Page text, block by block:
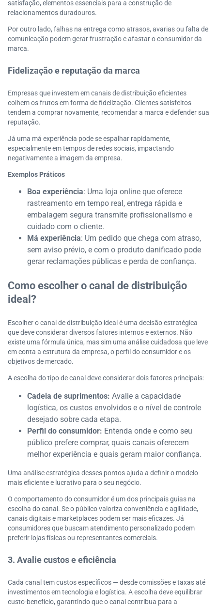
satisfação, elementos essenciais para a construção de
relacionamentos duradouros.
Por outro lado, falhas na entrega como atrasos, avarias ou falta de
comunicação podem gerar frustração e afastar o consumidor da
marca.
Fidelização e reputação da marca
Empresas que investem em canais de distribuição eficientes
colhem os frutos em forma de fidelização. Clientes satisfeitos
tendem a comprar novamente, recomendar a marca e defender sua
reputação.
Já uma má experiência pode se espalhar rapidamente,
especialmente em tempos de redes sociais, impactando
negativamente a imagem da empresa.
Exemplos Práticos
Boa experiência: Uma loja online que oferece
rastreamento em tempo real, entrega rápida e
embalagem segura transmite profissionalismo e
cuidado com o cliente.
Má experiência: Um pedido que chega com atraso,
sem aviso prévio, e com o produto danificado pode
gerar reclamações públicas e perda de confiança.
Como escolher o canal de distribuição
ideal?
Escolher o canal de distribuição ideal é uma decisão estratégica
que deve considerar diversos fatores internos e externos. Não
existe uma fórmula única, mas sim uma análise cuidadosa que leve
em conta a estrutura da empresa, o perfil do consumidor e os
objetivos de mercado.
A escolha do tipo de canal deve considerar dois fatores principais:
Cadeia de suprimentos: Avalie a capacidade
logística, os custos envolvidos e o nível de controle
desejado sobre cada etapa.
Perfil do consumidor: Entenda onde e como seu
público prefere comprar, quais canais oferecem
melhor experiência e quais geram maior confiança.
Uma análise estratégica desses pontos ajuda a definir o modelo
mais eficiente e lucrativo para o seu negócio.
O comportamento do consumidor é um dos principais guias na
escolha do canal. Se o público valoriza conveniência e agilidade,
canais digitais e marketplaces podem ser mais eficazes. Já
consumidores que buscam atendimento personalizado podem
preferir lojas físicas ou representantes comerciais.
3. Avalie custos e eficiência
Cada canal tem custos específicos — desde comissões e taxas até
investimentos em tecnologia e logística. A escolha deve equilibrar
custo-benefício, garantindo que o canal contribua para a